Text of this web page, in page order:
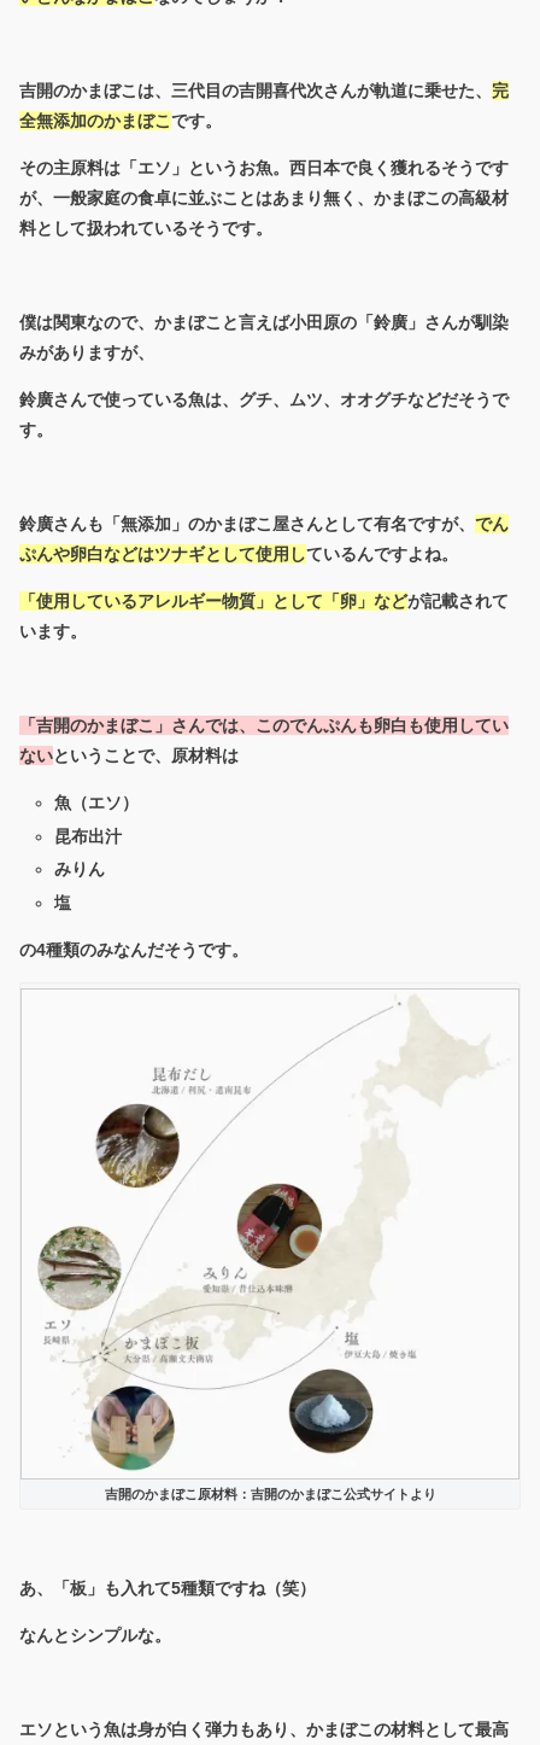
吉開のかまぼこは、三代目の吉開喜代次さんが軌道に乗せた、 完
全無添加のかまぼこです。
その主原料は「エソ」というお魚。西日本で良く獲れるそうです
が、一般家庭の食卓に並ぶことはあまり無く、かまぼこの高級材
料として扱われているそうです。
僕は関東なので、かまぼこと言えば小田原の「鈴廣」さんが馴染
みがありますが、
鈴廣さんで使っている魚は、グチ、ムツ、オオグチなどだそうで
す。
鈴廣さんも「無添加」のかまぼこ屋さんとして有名ですが、 でん
ぷんや卵白などはツナギとして使用しているんですよね。
「使用しているアレルギー物質」として「卵」などが記載されて
います。
「吉開のかまぼこ」さんでは、このでんぷんも卵白も使用してい
ないということで、原材料は
魚（エソ）
昆布出汁
みりん
塩
の4種類のみなんだそうです。
吉開のかまぼこ原材料：吉開のかまぼこ公式サイトより
あ、「板」も入れて5種類ですね（笑）
なんとシンプルな。
エソという魚は身が白く弾力もあり、かまぼこの材料として最高